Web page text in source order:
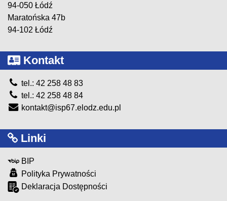
94-050 Łódź
Maratońska 47b
94-102 Łódź
Kontakt
tel.: 42 258 48 83
tel.: 42 258 48 84
kontakt@isp67.elodz.edu.pl
Linki
BIP
Polityka Prywatności
Deklaracja Dostępności